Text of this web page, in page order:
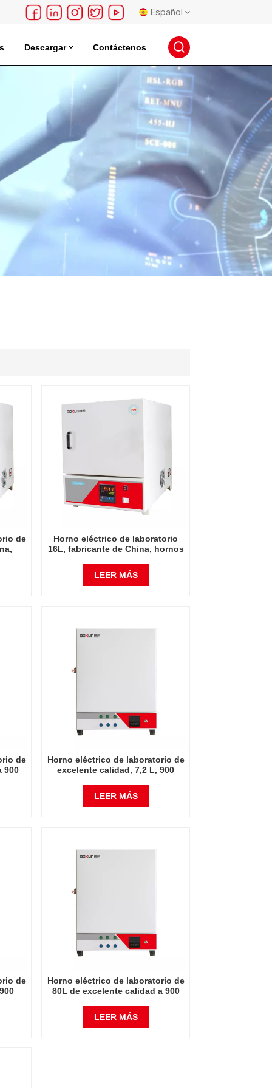
Español
English
français
русский
español
português
日本語
Descargar Contáctenos
de
Horno eléctrico de laboratorio
16L, fabricante de China, hornos
grados Celsius
LEER MÁS
de
900
Horno eléctrico de laboratorio de
excelente calidad, 7,2 L, 900
LEER MÁS
de
Horno eléctrico de laboratorio de
80L de excelente calidad a 900
LEER MÁS